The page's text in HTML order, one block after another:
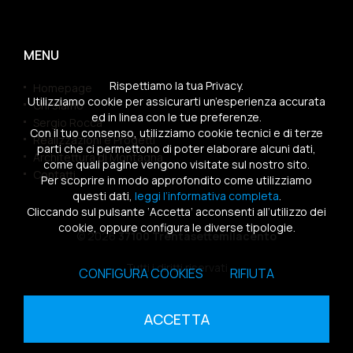
MENU
Homepage
Chi siamo
Sergio Rocca
Realizzazioni e Progetti
Architettura di Montagna
Contatti
© 202637100 Trentasettemilacento
Tutti i diritti riservati
Sitemap|Privacy Policy|Cookies Policy
Rispettiamo la tua Privacy.
Utilizziamo cookie per assicurarti un’esperienza accurata
ed in linea con le tue preferenze.
Con il tuo consenso, utilizziamo cookie tecnici e di terze
parti che ci permettono di poter elaborare alcuni dati,
come quali pagine vengono visitate sul nostro sito.
Per scoprire in modo approfondito come utilizziamo
questi dati, leggi l’informativa completa.
Cliccando sul pulsante ‘Accetta’ acconsenti all’utilizzo dei
cookie, oppure configura le diverse tipologie.
CONFIGURA COOKIES RIFIUTA
ACCETTA